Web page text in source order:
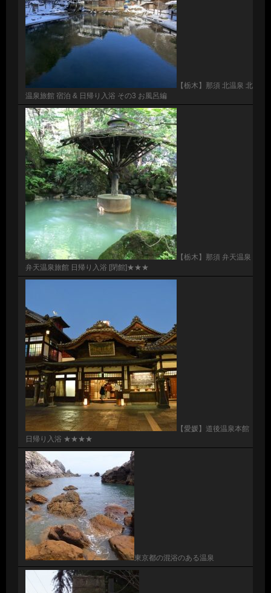
【栃木】那須 北温泉 北
温泉旅館 宿泊 & 日帰り入浴 その3 お風呂編
【栃木】那須 弁天温泉
弁天温泉旅館 日帰り入浴 [閉館]★★★
【愛媛】道後温泉本館
日帰り入浴 ★★★★
東京都の混浴のある温泉